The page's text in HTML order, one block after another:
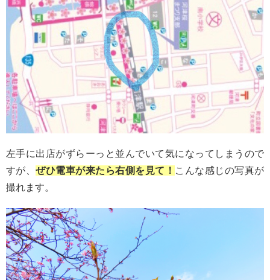
左手に出店がずらーっと並んでいて気になってしまうので
すが、ぜひ電車が来たら右側を見て！ こんな感じの写真が
撮れます。